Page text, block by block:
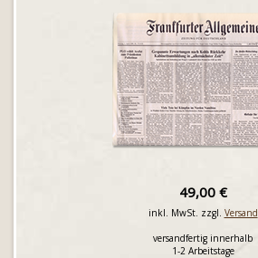
49,00 €
inkl. MwSt. zzgl. Versand
versandfertig innerhalb
1-2 Arbeitstage